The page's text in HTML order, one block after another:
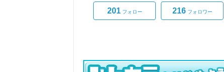
201フォロー 216フォロワー